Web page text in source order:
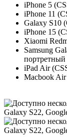
iPhone 5
iPhone 11
Galaxy S10
iPhone 15
Xiaomi
Samsung
iPad Air
Macbook Air